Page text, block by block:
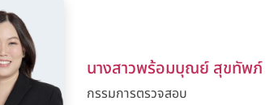
นางสาวพร้อมบุณย์ สุขทัพภ์
กรรมการตรวจสอบ